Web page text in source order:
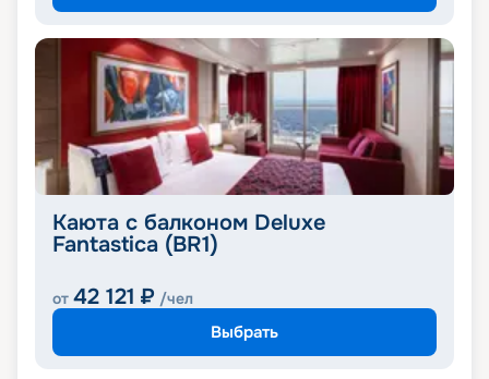
Каюта с балконом Deluxe
Fantastica (BR1)
от 42 121 ₽ /чел
Выбрать